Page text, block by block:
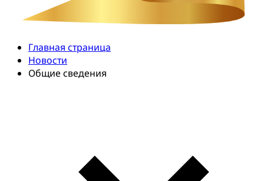
Главная страница
Новости
Общие сведения